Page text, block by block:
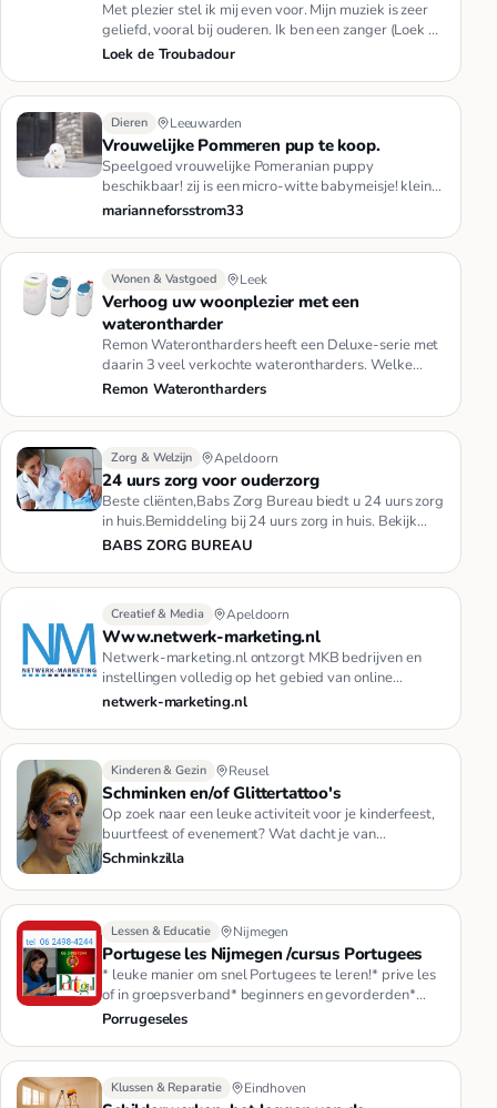
Met plezier stel ik mij even voor. Mijn muziek is zeer
geliefd, vooral bij ouderen. Ik ben een zanger (Loek de
Troubadou…
Loek de Troubadour
Dieren Leeuwarden
Vrouwelijke Pommeren pup te koop.
Speelgoed vrouwelijke Pomeranian puppy
beschikbaar! zij is een micro-witte babymeisje! kleine
Maggie is de domste en mee…
marianneforsstrom33
Wonen & Vastgoed Leek
Verhoog uw woonplezier met een
waterontharder
Remon Waterontharders heeft een Deluxe-serie met
daarin 3 veel verkochte waterontharders. Welke
waterontharder voor u he…
Remon Waterontharders
Zorg & Welzijn Apeldoorn
24 uurs zorg voor ouderzorg
Beste cliënten,Babs Zorg Bureau biedt u 24 uurs zorg
in huis.Bemiddeling bij 24 uurs zorg in huis. Bekijk
onze site of b…
BABS ZORG BUREAU
Creatief & Media Apeldoorn
Www.netwerk-marketing.nl
Netwerk-marketing.nl ontzorgt MKB bedrijven en
instellingen volledig op het gebied van online
marketingdiensten. Van ont…
netwerk-marketing.nl
Kinderen & Gezin Reusel
Schminken en/of Glittertattoo's
Op zoek naar een leuke activiteit voor je kinderfeest,
buurtfeest of evenement? Wat dacht je van
schminken?Schminkzilla …
Schminkzilla
Lessen & Educatie Nijmegen
Portugese les Nijmegen /cursus Portugees
* leuke manier om snel Portugees te leren!* prive les
of in groepsverband* beginners en gevorderden*
specifieke conversa…
Porrugeseles
Klussen & Reparatie Eindhoven